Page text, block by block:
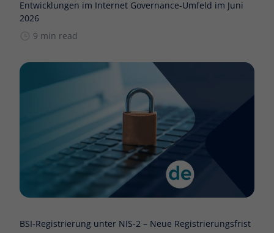
Entwicklungen im Internet Governance-Umfeld im Juni
2026
9 min read
BSI-Registrierung unter NIS-2 – Neue Registrierungsfrist